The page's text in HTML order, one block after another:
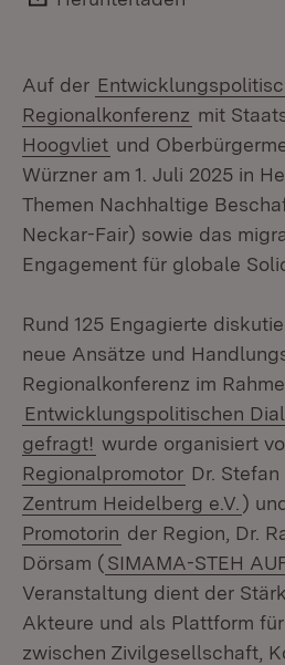
Auf der
Regionalkonferenz mit
Hoogvliet und
Würzner am 1. Juli 2025 in
Themen Nachhaltige
Neckar-Fair) sowie das
Engagement für globale
Rund 125 Engagierte
neue Ansätze und
Regionalkonferenz im
Entwicklungspolitischen
gefragt! wurde organisiert
Regionalpromotor Dr.
Zentrum Heidelberg e.V. )
Promotorin der Region, Dr.
Dörsam (SIMAMA-STEH
Veranstaltung dient der
Akteure und als Plattform
zwischen Zivilgesellschaft,